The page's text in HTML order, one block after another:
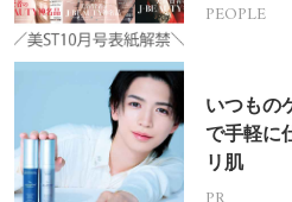
PEOPLE
いつもの
で手軽に
リ肌